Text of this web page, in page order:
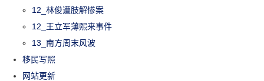
12_林俊遭肢解惨案
12_王立军薄熙来事件
13_南方周末风波
移民写照
网站更新